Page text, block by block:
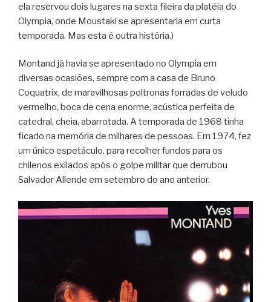
ela reservou dois lugares na sexta fileira da platéia do
Olympia, onde Moustaki se apresentaria em curta
temporada. Mas esta é outra história.)
Montand já havia se apresentado no Olympia em
diversas ocasiões, sempre com a casa de Bruno
Coquatrix, de maravilhosas poltronas forradas de veludo
vermelho, boca de cena enorme, acústica perfeita de
catedral, cheia, abarrotada. A temporada de 1968 tinha
ficado na memória de milhares de pessoas. Em 1974, fez
um único espetáculo, para recolher fundos para os
chilenos exilados após o golpe militar que derrubou
Salvador Allende em setembro do ano anterior.